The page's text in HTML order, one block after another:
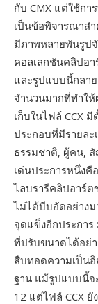
กับ CMX แต่ใช้ก
เป็นข้อพิจารณาส
มีภาพหลายพันรูป
คอลเลกชันคลิปอา
และรูปแบบนี้กลา
จำนวนมากที่ทำใ
เก็บในไฟล์ CCX
ประกอบที่มีรายล
ธรรมชาติ, ผู้คน,
เด่นประการหนึ่ง
ไลบรารีคลิปอาร์
ไม่ได้บีบอัดอย่างม
จุดแข็งอีกประกา
ที่ปรับขนาดได้อย่
สืบทอดความเป็นอิ
ฐาน แม้รูปแบบนี้จ
12 แต่ไฟล์ CCX ยั